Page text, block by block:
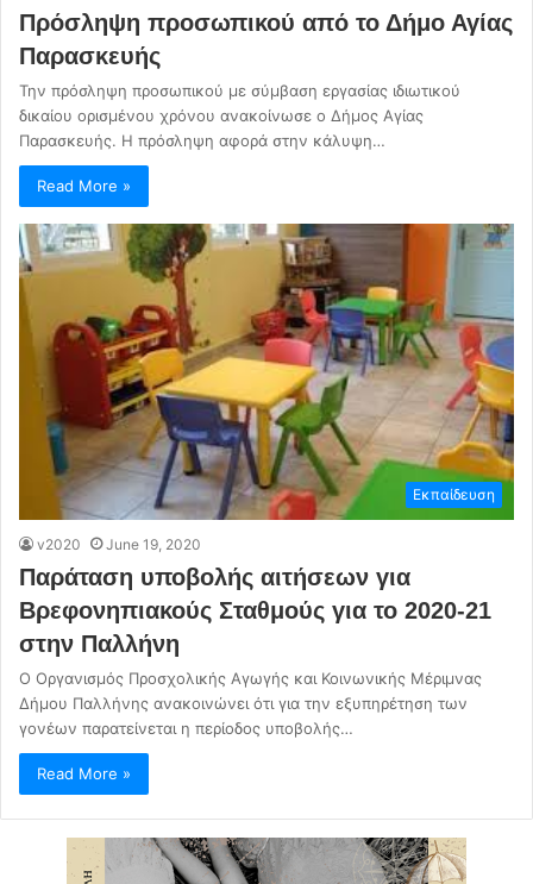
Πρόσληψη προσωπικού από το Δήμο Αγίας
Παρασκευής
Την πρόσληψη προσωπικού με σύμβαση εργασίας ιδιωτικού
δικαίου ορισμένου χρόνου ανακοίνωσε ο Δήμος Αγίας
Παρασκευής. Η πρόσληψη αφορά στην κάλυψη…
Read More »
Εκπαίδευση
v2020 June 19, 2020
Παράταση υποβολής αιτήσεων για
Βρεφονηπιακούς Σταθμούς για το 2020-21
στην Παλλήνη
Ο Οργανισμός Προσχολικής Αγωγής και Κοινωνικής Μέριμνας
Δήμου Παλλήνης ανακοινώνει ότι για την εξυπηρέτηση των
γονέων παρατείνεται η περίοδος υποβολής…
Read More »